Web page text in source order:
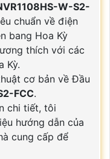
W-S2-
chuẩn về điện
bang Hoa Kỳ
thích với các
Kỳ.
cơ bản về Đầu
FCC.
chi tiết, tôi
hướng dẫn của
cung cấp để